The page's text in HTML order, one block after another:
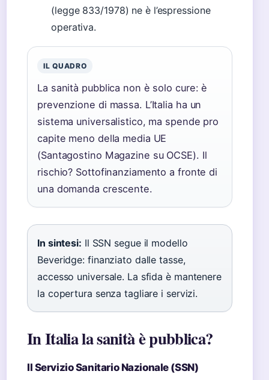
(legge 833/1978) ne è l’espressione
operativa.
IL QUADRO
La sanità pubblica non è solo cure: è
prevenzione di massa. L’Italia ha un
sistema universalistico, ma spende pro
capite meno della media UE
(Santagostino Magazine su OCSE). Il
rischio? Sottofinanziamento a fronte di
una domanda crescente.
In sintesi: Il SSN segue il modello
Beveridge: finanziato dalle tasse,
accesso universale. La sfida è mantenere
la copertura senza tagliare i servizi.
In Italia la sanità è pubblica?
Il Servizio Sanitario Nazionale (SSN)